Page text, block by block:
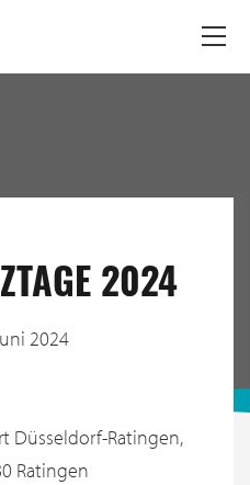
2024
2024
Düsseldorf-Ratingen,
Ratingen